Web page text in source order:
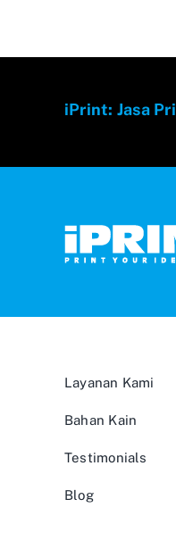
iPrint: Jasa
Layanan Kami
Bahan Kain
Testimonials
Blog